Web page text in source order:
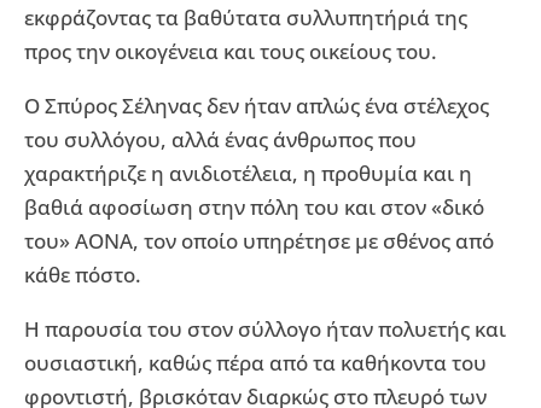
εκφράζοντας τα βαθύτατα συλλυπητήριά της
προς την οικογένεια και τους οικείους του.
Ο Σπύρος Σέληνας δεν ήταν απλώς ένα στέλεχος
του συλλόγου, αλλά ένας άνθρωπος που
χαρακτήριζε η ανιδιοτέλεια, η προθυμία και η
βαθιά αφοσίωση στην πόλη του και στον «δικό
του» ΑΟΝΑ, τον οποίο υπηρέτησε με σθένος από
κάθε πόστο.
Η παρουσία του στον σύλλογο ήταν πολυετής και
ουσιαστική, καθώς πέρα από τα καθήκοντα του
φροντιστή, βρισκόταν διαρκώς στο πλευρό των